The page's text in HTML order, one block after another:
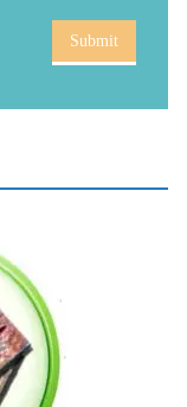
Submit